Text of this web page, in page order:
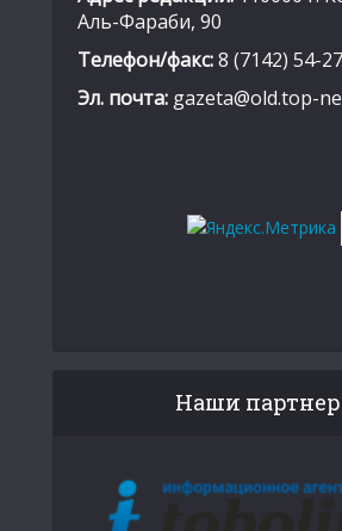
Аль-Фараби, 90
Телефон/факс:8 (7142) 54-
Эл. почта: gazeta@old.top-
Наши